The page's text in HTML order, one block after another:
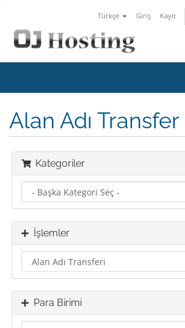
Türkçe Giriş Kayıt
Alan Adı Transfer
Kategoriler
İşlemler
Para Birimi